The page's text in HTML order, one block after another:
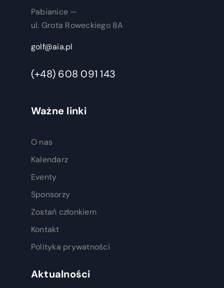
Pabianice —
ul. Grota Roweckiego 8A
golf@aia.pl
(+48) 608 091 143
Ważne linki
O nas
Kalendarz
Eventy
Sponsorzy
Zostań członkiem
Kontakt
Polityka prywatności
Aktualności